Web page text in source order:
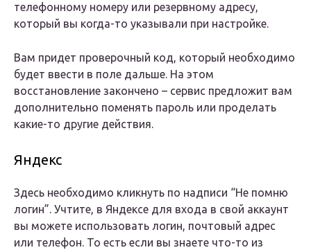
телефонному номеру или резервному адресу,
который вы когда-то указывали при настройке.
Вам придет проверочный код, который необходимо
будет ввести в поле дальше. На этом
восстановление закончено – сервис предложит вам
дополнительно поменять пароль или проделать
какие-то другие действия.
Яндекс
Здесь необходимо кликнуть по надписи “Не помню
логин”. Учтите, в Яндексе для входа в свой аккаунт
вы можете использовать логин, почтовый адрес
или телефон. То есть если вы знаете что-то из